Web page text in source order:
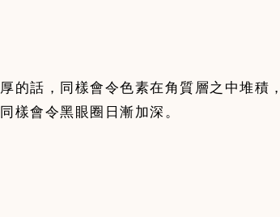
的話，同樣會令色素在角質層之中堆
樣會令黑眼圈日漸加深。